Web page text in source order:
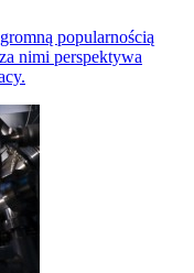
popularnością
nimi perspektywa